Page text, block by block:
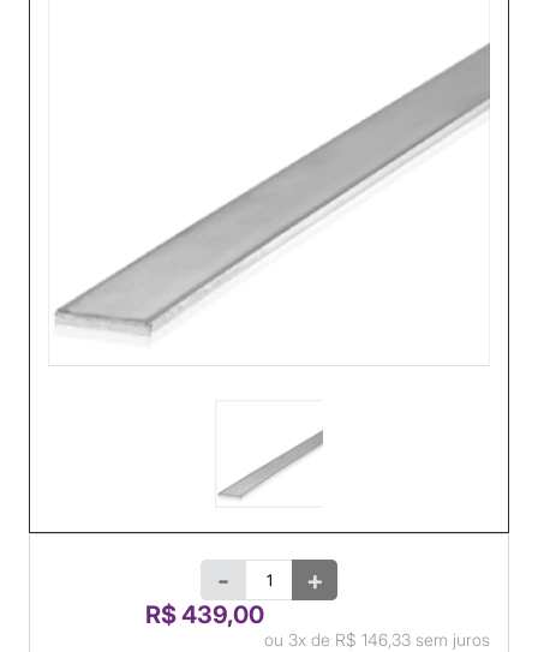
- +
R$ 439,00
ou 3x de R$ 146,33sem juros